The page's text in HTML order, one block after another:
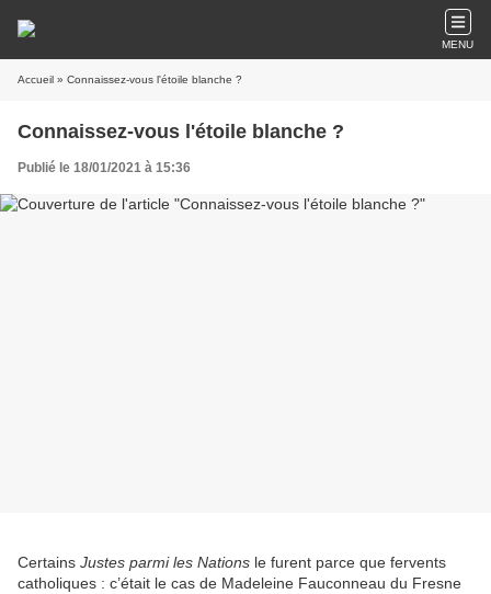
MENU
Accueil » Connaissez-vous l'étoile blanche ?
Connaissez-vous l'étoile blanche ?
Publié le 18/01/2021 à 15:36
Certains Justes parmi les Nations le furent parce que fervents
catholiques : c’était le cas de Madeleine Fauconneau du Fresne